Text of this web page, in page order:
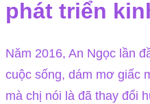
phát triển
Năm 2016, An Ngọc lần
cuộc sống, dám mơ giấc
mà chị nói là đã thay đổi